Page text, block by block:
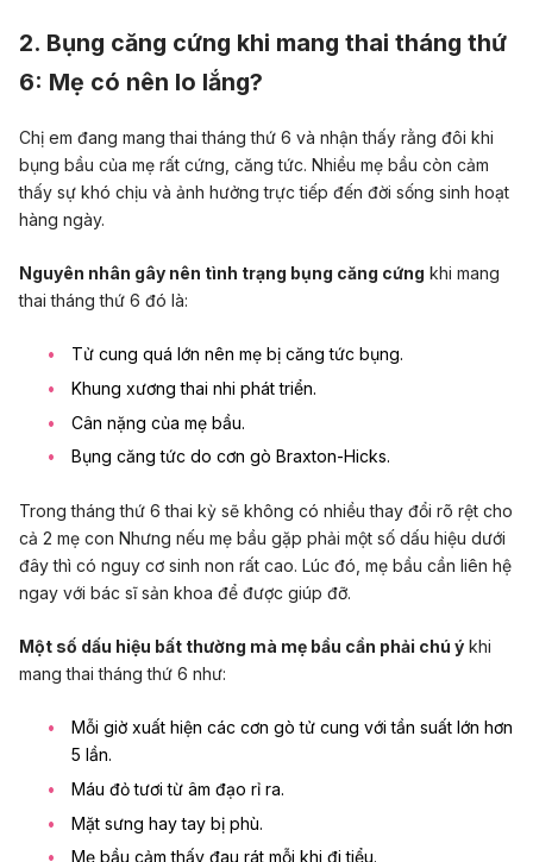
2. Bụng căng cứng khi mang thai tháng thứ
6: Mẹ có nên lo lắng?
Chị em đang mang thai tháng thứ 6 và nhận thấy rằng đôi khi
bụng bầu của mẹ rất cứng, căng tức. Nhiều mẹ bầu còn cảm
thấy sự khó chịu và ảnh hưởng trực tiếp đến đời sống sinh hoạt
hàng ngày.
Nguyên nhân gây nên tình trạng bụng căng cứng khi mang
thai tháng thứ 6 đó là:
Tử cung quá lớn nên mẹ bị căng tức bụng.
Khung xương thai nhi phát triển.
Cân nặng của mẹ bầu.
Bụng căng tức do cơn gò Braxton-Hicks.
Trong tháng thứ 6 thai kỳ sẽ không có nhiều thay đổi rõ rệt cho
cả 2 mẹ con Nhưng nếu mẹ bầu gặp phải một số dấu hiệu dưới
đây thì có nguy cơ sinh non rất cao. Lúc đó, mẹ bầu cần liên hệ
ngay với bác sĩ sản khoa để được giúp đỡ.
Một số dấu hiệu bất thường mà mẹ bầu cần phải chú ý khi
mang thai tháng thứ 6 như:
Mỗi giờ xuất hiện các cơn gò tử cung với tần suất lớn hơn
5 lần.
Máu đỏ tươi từ âm đạo rỉ ra.
Mặt sưng hay tay bị phù.
Mẹ bầu cảm thấy đau rát mỗi khi đi tiểu.